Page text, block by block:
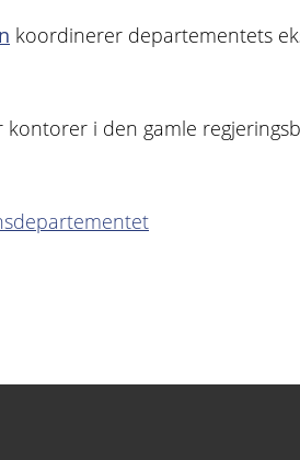
koordinerer departementets
i den gamle